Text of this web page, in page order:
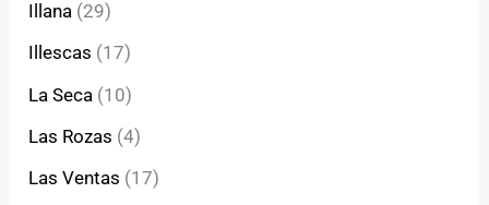
Illana (29)
Illescas (17)
La Seca (10)
Las Rozas (4)
Las Ventas (17)